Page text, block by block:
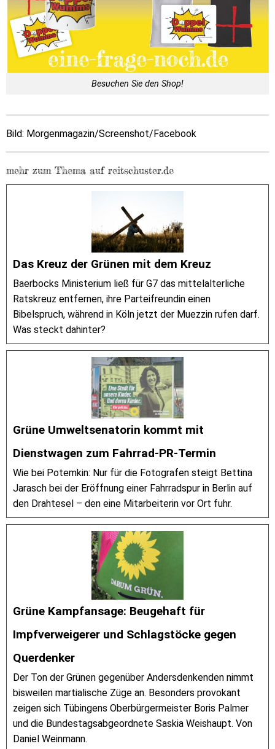
Besuchen Sie den Shop!
Bild: Morgenmagazin/Screenshot/Facebook
mehr zum Thema auf reitschuster.de
Das Kreuz der Grünen mit dem Kreuz
Baerbocks Ministerium ließ für G7 das mittelalterliche
Ratskreuz entfernen, ihre Parteifreundin einen
Bibelspruch, während in Köln jetzt der Muezzin rufen darf.
Was steckt dahinter?
Grüne Umweltsenatorin kommt mit
Dienstwagen zum Fahrrad-PR-Termin
Wie bei Potemkin: Nur für die Fotografen steigt Bettina
Jarasch bei der Eröffnung einer Fahrradspur in Berlin auf
den Drahtesel – den eine Mitarbeiterin vor Ort fuhr.
Grüne Kampfansage: Beugehaft für
Impfverweigerer und Schlagstöcke gegen
Querdenker
Der Ton der Grünen gegenüber Andersdenkenden nimmt
bisweilen martialische Züge an. Besonders provokant
zeigen sich Tübingens Oberbürgermeister Boris Palmer
und die Bundestagsabgeordnete Saskia Weishaupt. Von
Daniel Weinmann.